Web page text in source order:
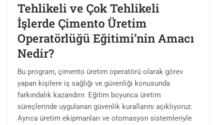
Tehlikeli ve Çok Tehlikeli
İşlerde Çimento Üretim
Operatörlüğü Eğitimi’nin Amacı
Nedir?
Bu program, çimento üretim operatörü olarak görev
yapan kişilere iş sağlığı ve güvenliği konusunda
farkındalık kazandırır. Eğitim boyunca üretim
süreçlerinde uygulanan güvenlik kurallarını açıklıyoruz.
Ayrıca üretim ekipmanları ve otomasyon sistemleriyle